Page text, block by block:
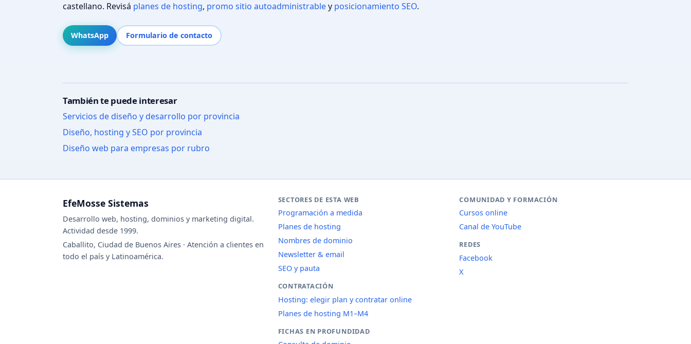
castellano. Revisá planes de hosting, promo sitio autoadministrabley posicionamiento SEO.
WhatsApp Formulario de contacto
También te puede interesar
Servicios de diseño y desarrollo por provincia
Diseño, hosting y SEO por provincia
Diseño web para empresas por rubro
EfeMosse Sistemas
Desarrollo web, hosting, dominios y marketing digital.
Actividad desde 1999.
Caballito, Ciudad de Buenos Aires · Atención a clientes en
todo el país y Latinoamérica.
SECTORES DE ESTA WEB
Programación a medida
Planes de hosting
Nombres de dominio
Newsletter & email
SEO y pauta
CONTRATACIÓN
Hosting: elegir plan y contratar online
Planes de hosting M1–M4
FICHAS EN PROFUNDIDAD
COMUNIDAD Y FORMACIÓN
Cursos online
Canal de YouTube
REDES
Facebook
X